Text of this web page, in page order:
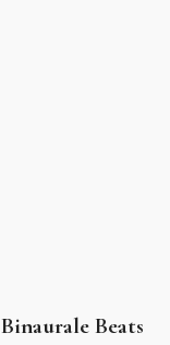
Binaurale Beats